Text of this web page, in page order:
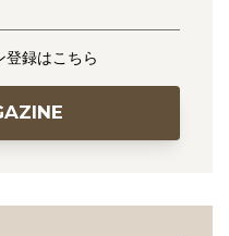
登録はこちら